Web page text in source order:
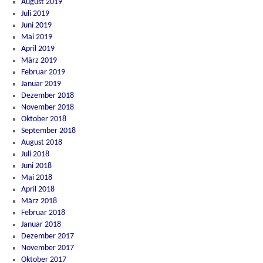
August 2019
Juli 2019
Juni 2019
Mai 2019
April 2019
März 2019
Februar 2019
Januar 2019
Dezember 2018
November 2018
Oktober 2018
September 2018
August 2018
Juli 2018
Juni 2018
Mai 2018
April 2018
März 2018
Februar 2018
Januar 2018
Dezember 2017
November 2017
Oktober 2017